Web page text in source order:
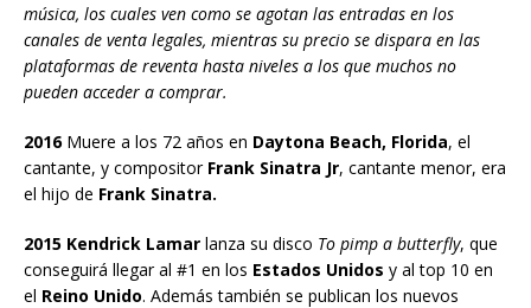
música, los cuales ven como se agotan las entradas en los
canales de venta legales, mientras su precio se dispara en las
plataformas de reventa hasta niveles a los que muchos no
pueden acceder a comprar.
2016Muere a los 72 años en Daytona Beach, Florida, el
cantante, y compositorFrank Sinatra Jr, cantante menor, era
el hijo de Frank Sinatra.
2015 Kendrick Lamar lanza su disco To pimp a butterfly, que
conseguirá llegar al #1 en los Estados Unidos y al top 10 en
el Reino Unido. Además también se publican los nuevos